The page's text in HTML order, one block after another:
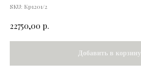
SKU: Кр1201/2
22750,00 р.
Добавить в корзину